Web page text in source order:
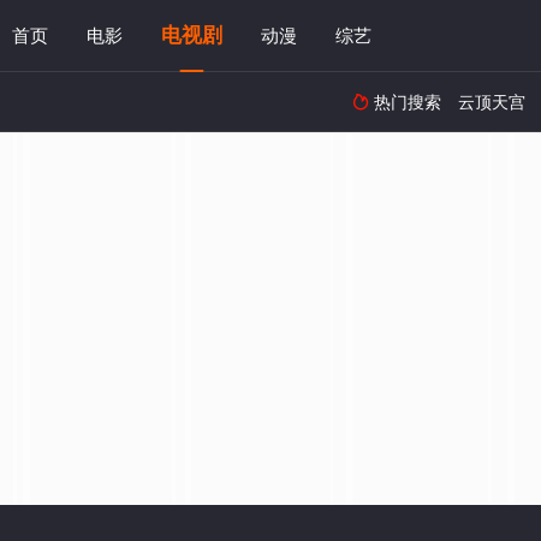
首页 电影 电视剧 动漫 综艺
 热门搜索 云顶天宫